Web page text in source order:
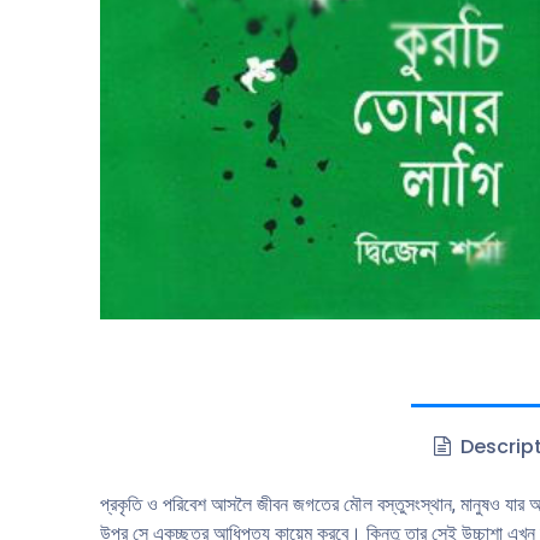
প্রকৃতি ও পরিবেশ আসলৈ জীবন জগতের মৌল বস্তুসংস্থান, মানুষও যার
উপর সে একচ্ছত্র আধিপত্য কায়েম করবে। কিন্তু তার সেই উচ্চাশা